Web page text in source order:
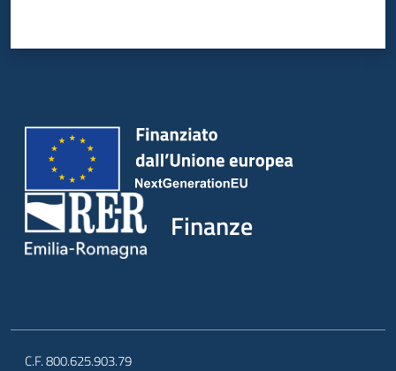
Finanze
C.F. 800.625.903.79